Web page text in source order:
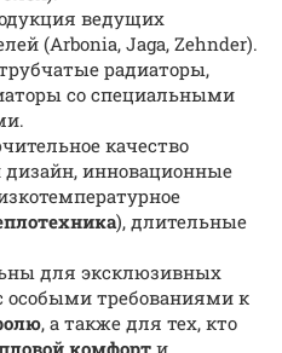
ведущих
(Arbonia, Jaga, Zehnder).
радиаторы,
со специальными
качество
инновационные
), длительные
для эксклюзивных
особыми требованиями к
, а также для тех, кто
комфорти